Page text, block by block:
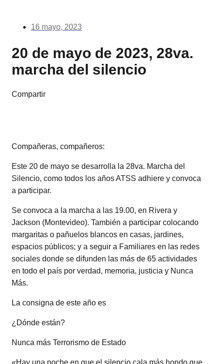
16 mayo, 2023
20 de mayo de 2023, 28va.
marcha del silencio
Compartir
Compañeras, compañeros:
Este 20 de mayo se desarrolla la 28va. Marcha del
Silencio, como todos los años ATSS adhiere y convoca
a participar.
Se convoca a la marcha a las 19.00, en Rivera y
Jackson (Montevideo). También a participar colocando
margaritas o pañuelos blancos en casas, jardines,
espacios públicos; y a seguir a Familiares en las redes
sociales donde se difunden las más de 65 actividades
en todo el país por verdad, memoria, justicia y Nunca
Más.
La consigna de este año es
¿Dónde están?
Nunca más Terrorismo de Estado
«Hay una noche en que el silencio cala más hondo que